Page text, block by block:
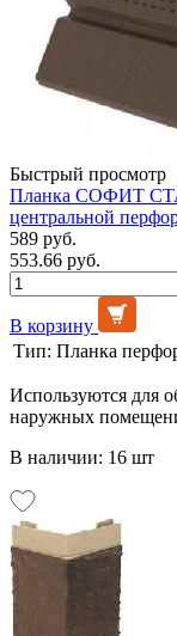
Быстрый просмотр
Планка СОФИТ
центральной
589 руб.
553.66 руб.
В корзину
Тип: Планка
Используются для
наружных
В наличии: 16 шт